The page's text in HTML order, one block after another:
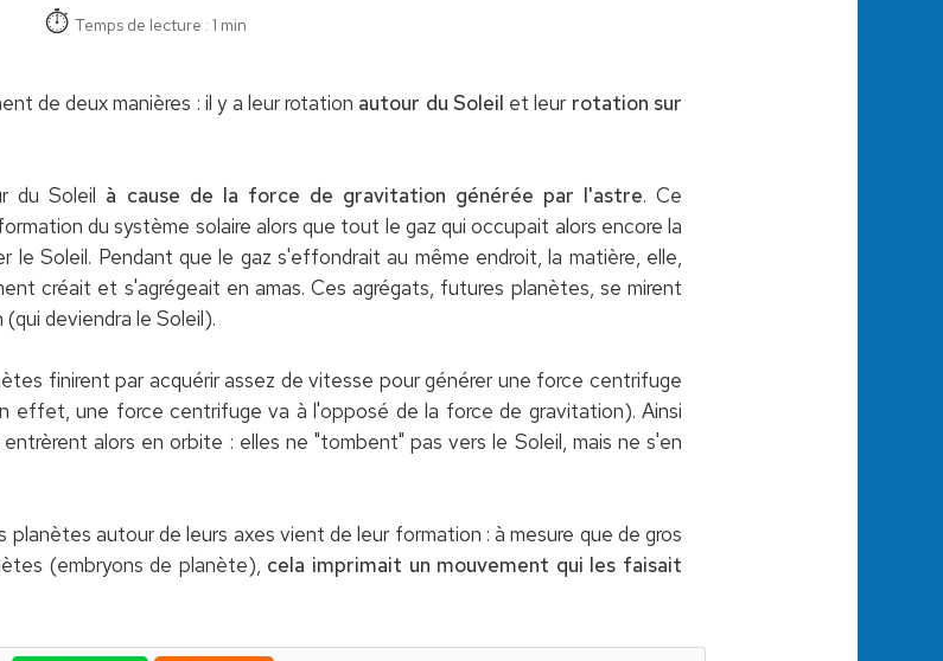
Temps de lecture : 1 min
de deux manières : il y a leur rotation autour du Soleil et leur rotation sur
du Soleil à cause de la force de gravitation générée par l'astre. Ce
du système solaire alors que tout le gaz qui occupait alors encore la
Soleil. Pendant que le gaz s'effondrait au même endroit, la matière, elle,
créait et s'agrégeait en amas. Ces agrégats, futures planètes, se mirent
deviendra le Soleil).
finirent par acquérir assez de vitesse pour générer une force centrifuge
effet, une force centrifuge va à l'opposé de la force de gravitation). Ainsi
alors en orbite : elles ne "tombent" pas vers le Soleil, mais ne s'en
autour de leurs axes vient de leur formation : à mesure que de gros
(embryons de planète), cela imprimait un mouvement qui les faisait